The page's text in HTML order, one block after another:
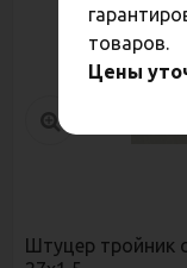
Штуцер тройник
товаров.
Цены